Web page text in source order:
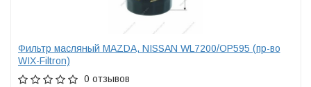
Фильтр масляный MAZDA, NISSAN WL7200/OP595 (пр-во
WIX-Filtron)
0 отзывов